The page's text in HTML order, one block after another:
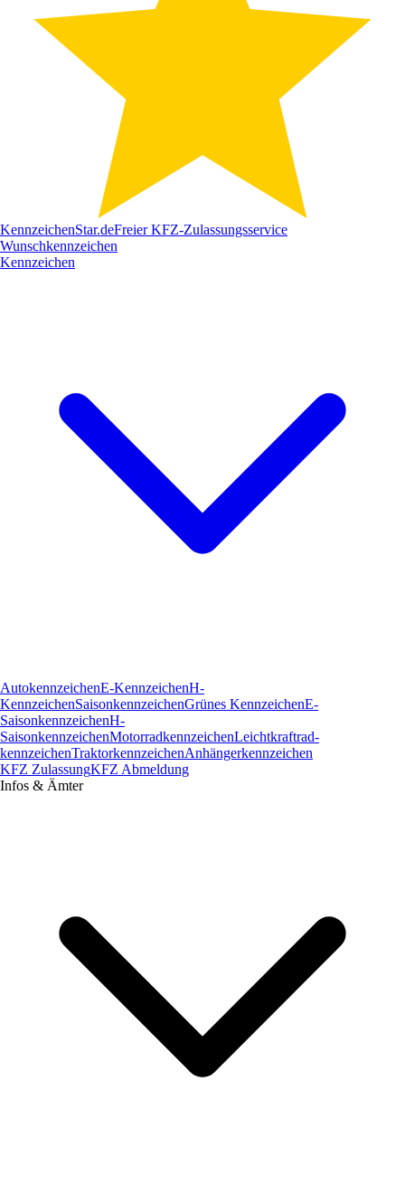
KennzeichenStar.deFreier KFZ-Zulassungsservice
Wunschkennzeichen
Kennzeichen
AutokennzeichenE-KennzeichenH-
KennzeichenSaisonkennzeichenGrünes KennzeichenE-
SaisonkennzeichenH-
SaisonkennzeichenMotorradkennzeichenLeichtkraftrad­
kennzeichenTraktorkennzeichenAnhängerkennzeichen
KFZ ZulassungKFZ Abmeldung
Infos & Ämter